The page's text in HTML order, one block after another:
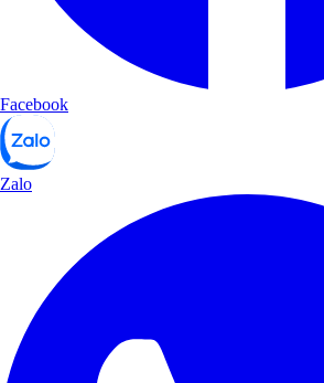
Facebook
Zalo